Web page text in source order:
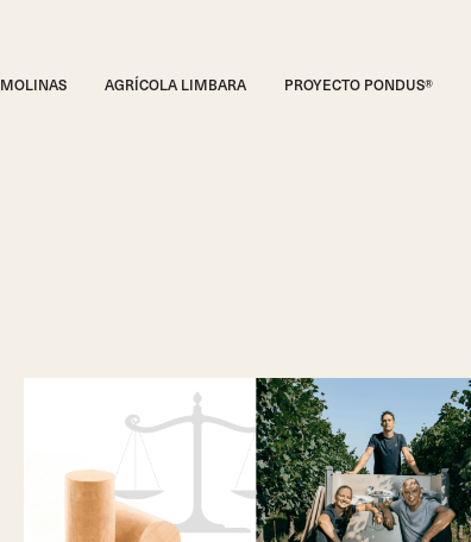
CATÁLOGO COMPLETO
Consejos de taponado
MOLINAS AGRÍCOLA LIMBARA PROYECTO PONDUS®